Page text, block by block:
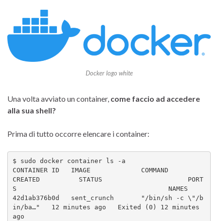
Docker logo white
Una volta avviato un container, come faccio ad accedere
alla sua shell?
Prima di tutto occorre elencare i container:
$ sudo docker container ls -a
CONTAINER ID   IMAGE             COMMAND
CREATED          STATUS                      PORT
S                                       NAMES
42d1ab376b0d   sent_crunch       "/bin/sh -c \"/b
in/ba…"   12 minutes ago   Exited (0) 12 minutes
ago